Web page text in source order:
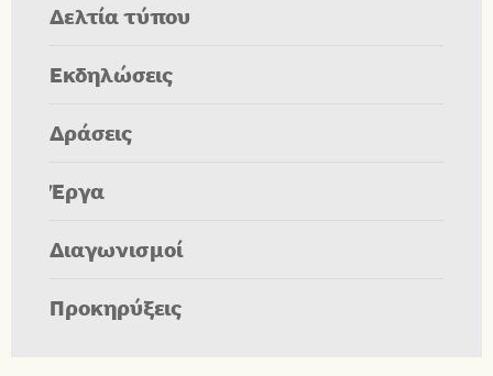
Δελτία τύπου
Εκδηλώσεις
Δράσεις
Έργα
Διαγωνισμοί
Προκηρύξεις